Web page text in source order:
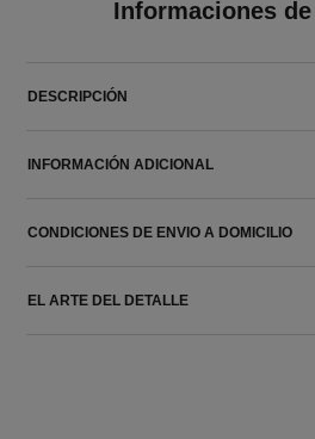
Informaciones
DESCRIPCIÓN
INFORMACIÓN ADICIONAL
CONDICIONES DE ENVIO A DOMICILIO
EL ARTE DEL DETALLE